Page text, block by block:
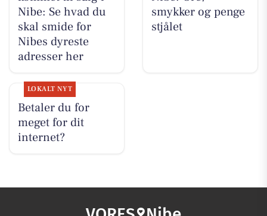
Nibe: Se hvad du
skal smide for
Nibes dyreste
adresser her
smykker og penge
stjålet
LOKALT NYT
Betaler du for
meget for dit
internet?